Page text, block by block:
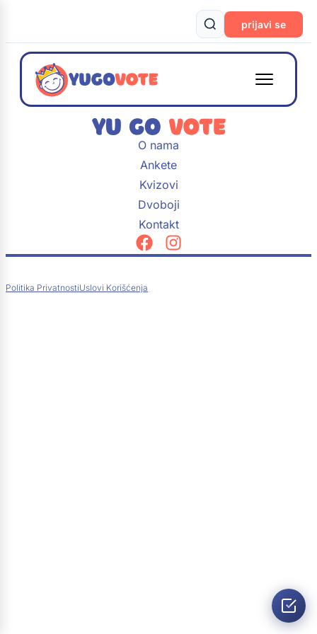
prijavi se
O nama
Ankete
Kvizovi
Dvoboji
Kontakt
Politika PrivatnostiUslovi Korišćenja